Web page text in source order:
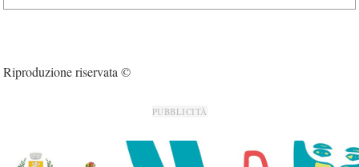
Riproduzione riservata ©
PUBBLICITÀ